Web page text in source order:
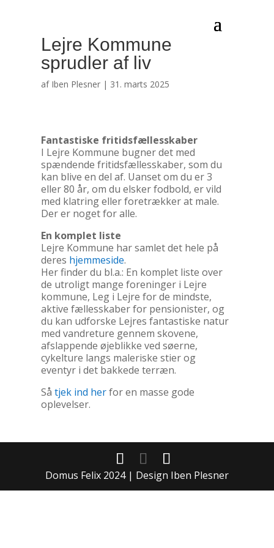
Lejre Kommune
sprudler af liv
af Iben Plesner | 31. marts 2025
Fantastiske fritidsfællesskaber
I Lejre Kommune bugner det med
spændende fritidsfællesskaber, som du
kan blive en del af. Uanset om du er 3
eller 80 år, om du elsker fodbold, er vild
med klatring eller foretrækker at male.
Der er noget for alle.
En komplet liste
Lejre Kommune har samlet det hele på
deres hjemmeside.
Her finder du bl.a.: En komplet liste over
de utroligt mange foreninger i Lejre
kommune, Leg i Lejre for de mindste,
aktive fællesskaber for pensionister, og
du kan udforske Lejres fantastiske natur
med vandreture gennem skovene,
afslappende øjeblikke ved søerne,
cykelture langs maleriske stier og
eventyr i det bakkede terræn.
Såtjek ind herfor en masse gode
oplevelser.
Domus Felix 2024 | Design Iben Plesner